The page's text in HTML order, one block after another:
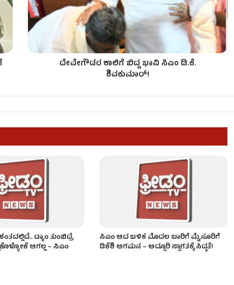
ಎದುರು ಕಾರ್ಯಕರ್ತರ ಹೈಡ್ರಾಮಾ!
– ಸಿಎಂ ಡಿ.ಕೆ.ಶಿವಕುಮಾರ್ ಖಡಕ್ ವಾರ್ನಿಂಗ್!
ಬಂಡಾಯ!
ದೇವೇಗೌಡರ ಕಾಲಿಗೆ ಬಿದ್ದ ಭಾವಿ ಸಿಎಂ ಡಿ.ಕೆ.
ಶಿವಕುಮಾರ್‌!
ಡ್ಯಾಂ ತುಂಬಿದ್ರೆ
ಆಗಲ್ಲ – ಸಿಎಂ
ಸಿಎಂ ಆದ ಬಳಿಕ ಮೊದಲ ಬಾರಿಗೆ ಮೈಸೂರಿಗೆ
ಡಿಕೆಶಿ ಆಗಮನ – ಅದ್ದೂರಿ ಸ್ವಾಗತಕ್ಕೆ ಸಿದ್ಧತೆ!